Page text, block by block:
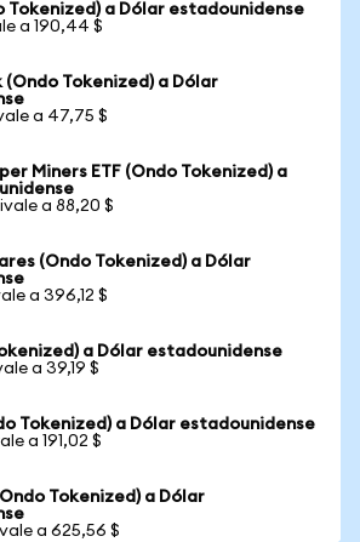
Tokenized) a Dólar estadounidense
a 190,44 $
(Ondo Tokenized) a Dólar
a 47,75 $
Miners ETF (Ondo Tokenized) a
a 88,20 $
(Ondo Tokenized) a Dólar
a 396,12 $
a Dólar estadounidense
a 39,19 $
Tokenized) a Dólar estadounidense
a 191,02 $
Tokenized) a Dólar
a 625,56 $